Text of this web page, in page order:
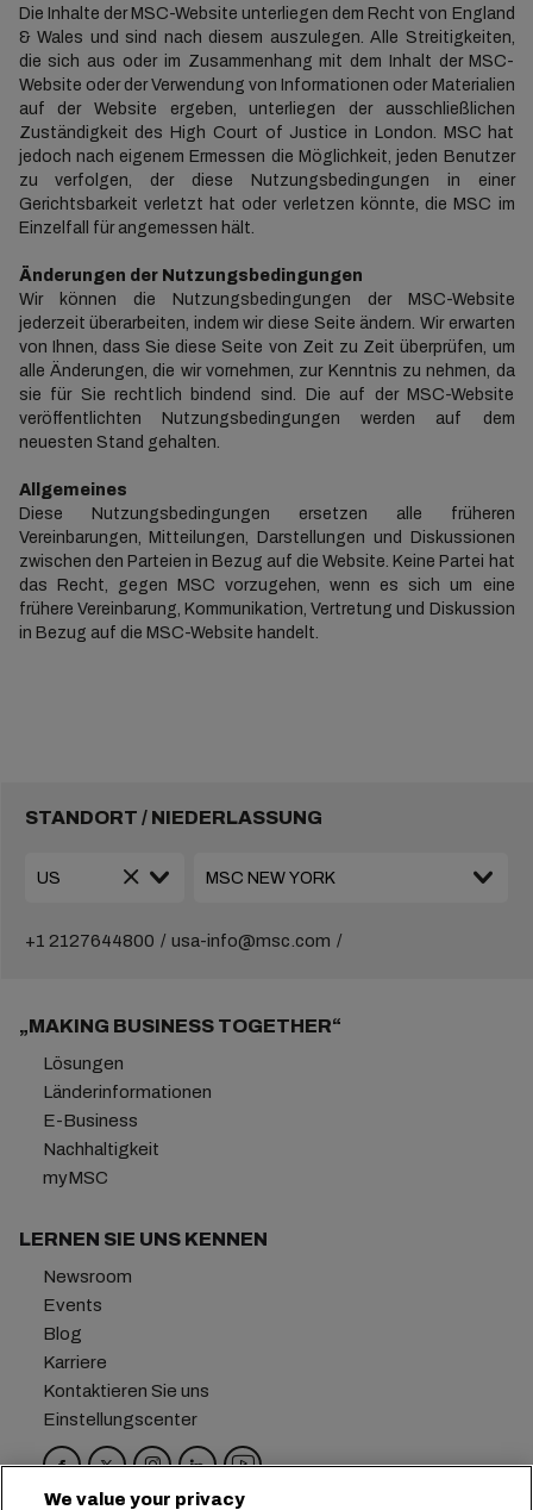
Die Inhalte der MSC-Website unterliegen dem Recht von England
& Wales und sind nach diesem auszulegen. Alle Streitigkeiten,
die sich aus oder im Zusammenhang mit dem Inhalt der MSC-
Website oder der Verwendung von Informationen oder Materialien
auf der Website ergeben, unterliegen der ausschließlichen
Zuständigkeit des High Court of Justice in London. MSC hat
jedoch nach eigenem Ermessen die Möglichkeit, jeden Benutzer
zu verfolgen, der diese Nutzungsbedingungen in einer
Gerichtsbarkeit verletzt hat oder verletzen könnte, die MSC im
Einzelfall für angemessen hält.
Änderungen der Nutzungsbedingungen
Wir können die Nutzungsbedingungen der MSC-Website
jederzeit überarbeiten, indem wir diese Seite ändern. Wir erwarten
von Ihnen, dass Sie diese Seite von Zeit zu Zeit überprüfen, um
alle Änderungen, die wir vornehmen, zur Kenntnis zu nehmen, da
sie für Sie rechtlich bindend sind. Die auf der MSC-Website
veröffentlichten Nutzungsbedingungen werden auf dem
neuesten Stand gehalten.
Allgemeines
Diese Nutzungsbedingungen ersetzen alle früheren
Vereinbarungen, Mitteilungen, Darstellungen und Diskussionen
zwischen den Parteien in Bezug auf die Website. Keine Partei hat
das Recht, gegen MSC vorzugehen, wenn es sich um eine
frühere Vereinbarung, Kommunikation, Vertretung und Diskussion
in Bezug auf die MSC-Website handelt.
STANDORT / NIEDERLASSUNG
+1 2127644800 usa-info@msc.com
„MAKING BUSINESS TOGETHER“
Lösungen
Länderinformationen
E-Business
Nachhaltigkeit
myMSC
LERNEN SIE UNS KENNEN
Newsroom
Events
Blog
Karriere
Kontaktieren Sie uns
Einstellungscenter
We value your privacy